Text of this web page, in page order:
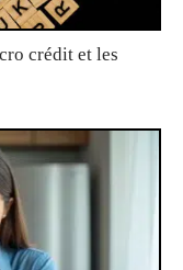
crédit et les